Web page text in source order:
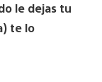
le dejas tu
te lo